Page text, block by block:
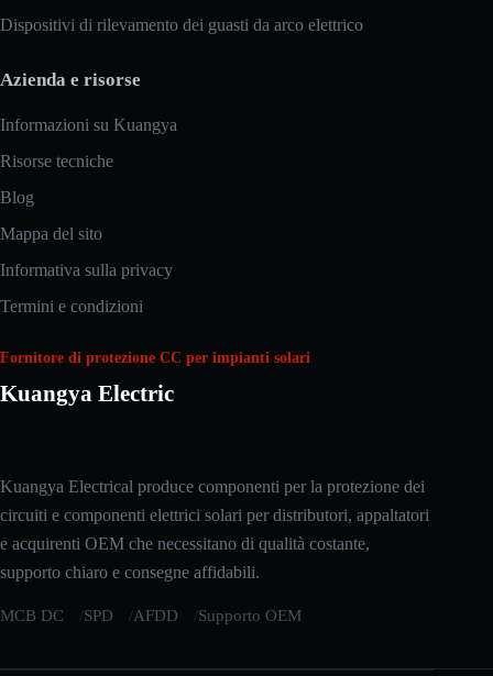
Dispositivi di rilevamento dei guasti da arco elettrico
Azienda e risorse
Informazioni su Kuangya
Risorse tecniche
Blog
Mappa del sito
Informativa sulla privacy
Termini e condizioni
Fornitore di protezione CC per impianti solari
Kuangya Electric
Kuangya Electrical produce componenti per la protezione dei
circuiti e componenti elettrici solari per distributori, appaltatori
e acquirenti OEM che necessitano di qualità costante,
supporto chiaro e consegne affidabili.
MCB DC SPD AFDD Supporto OEM
Japanese
Russian